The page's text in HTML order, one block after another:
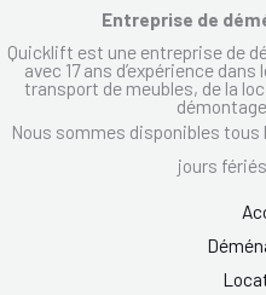
Entreprise de
Quicklift est une entreprise de
avec 17 ans d’expérience
transport de meubles, de la
Nous sommes disponibles
jours fériés